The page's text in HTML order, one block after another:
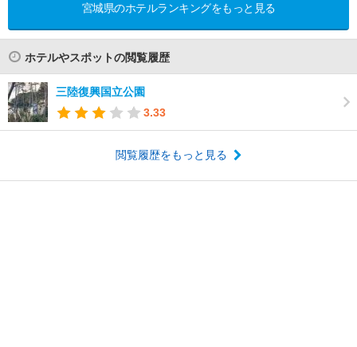
宮城県のホテルランキングをもっと見る
ホテルやスポットの閲覧履歴
三陸復興国立公園
3.33
閲覧履歴をもっと見る